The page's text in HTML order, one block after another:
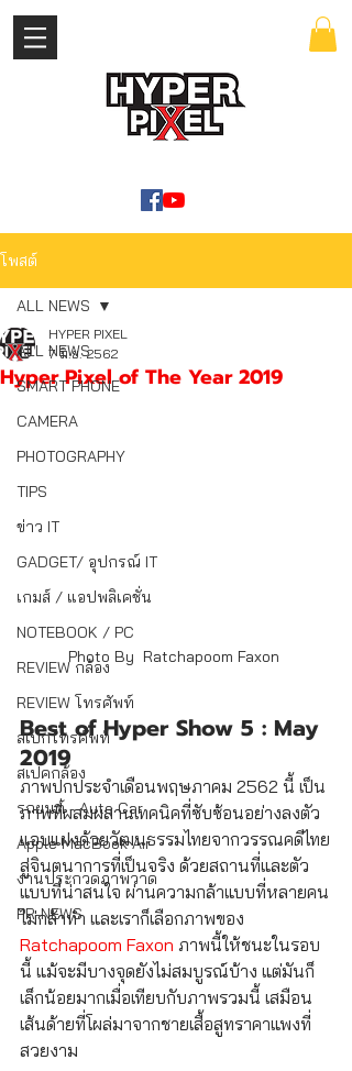
โพสต์
ALL NEWS
SMART PHONE
CAMERA
PHOTOGRAPHY
TIPS
ข่าว IT
GADGET/ อุปกรณ์ IT
เกมส์ / แอปพลิเคชั่น
NOTEBOOK / PC
REVIEW กล้อง
REVIEW โทรศัพท์
สเปกโทรศัพท์
สเปคกล้อง
รถยนต์ - Auto Car
Apple MacBook Air
งานประกวดภาพวาด
PR-NEWS
ALL NEWS
Hyper Pixel of The Year 2019
HYPER PIXEL
7 มิ.ย. 2562
Photo By  Ratchapoom Faxon
Best of Hyper Show 5 : May
2019
ภาพปกประจำเดือนพฤษภาคม 2562 นี้ เป็น
ภาพที่ผสมผสานเทคนิคที่ซับซ้อนอย่างลงตัว
แอบแฝงด้วยวัฒนธรรมไทยจากวรรณคดีไทย
สู่จินตนาการที่เป็นจริง ด้วยสถานที่และตัว
แบบที่น่าสนใจ ผ่านความกล้าแบบที่หลายคน
ไม่กล้าทำ และเราก็เลือกภาพของ
Ratchapoom Faxon ภาพนี้ให้ชนะในรอบ
นี้ แม้จะมีบางจุดยังไม่สมบูรณ์บ้าง แต่มันก็
เล็กน้อยมากเมื่อเทียบกับภาพรวมนี้ เสมือน
เส้นด้ายที่โผล่มาจากชายเสื้อสูทราคาแพงที่
สวยงาม